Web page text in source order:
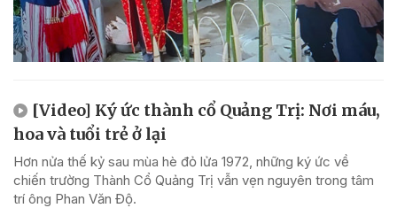
[Video] Ký ức thành cổ Quảng Trị: Nơi máu,
hoa và tuổi trẻ ở lại
Hơn nửa thế kỷ sau mùa hè đỏ lửa 1972, những ký ức về
chiến trường Thành Cổ Quảng Trị vẫn vẹn nguyên trong tâm
trí ông Phan Văn Độ.